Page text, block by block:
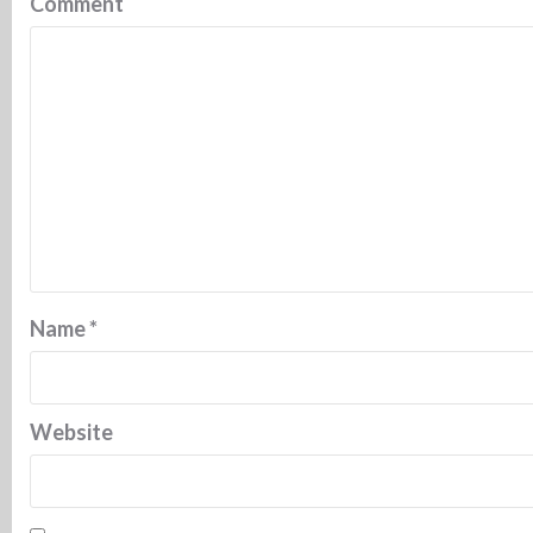
Name*
Website